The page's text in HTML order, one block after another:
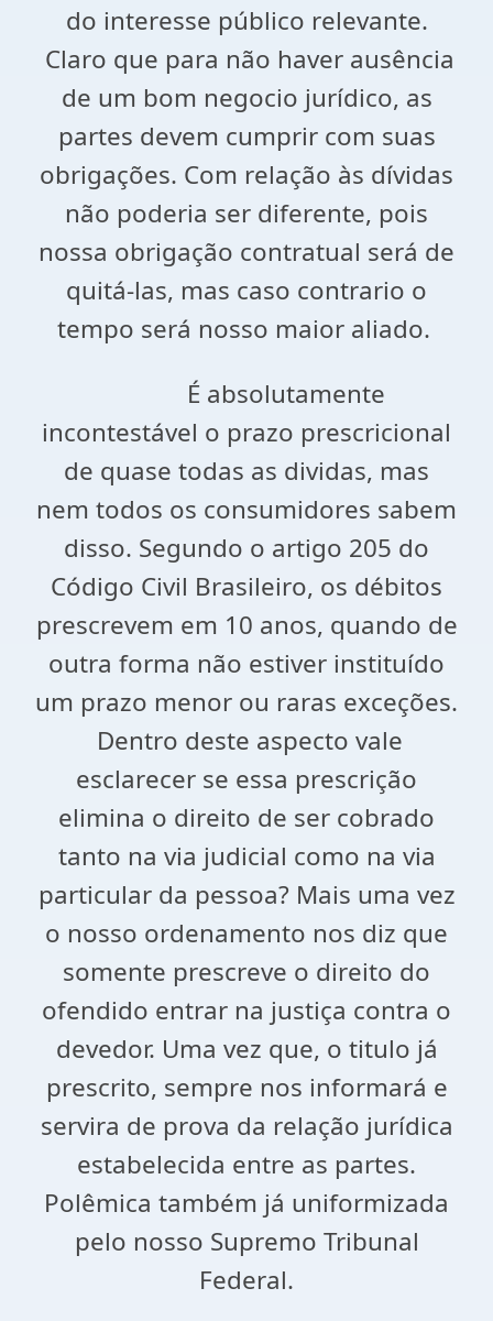
do interesse público relevante.
Claro que para não haver ausência
de um bom negocio jurídico, as
partes devem cumprir com suas
obrigações. Com relação às dívidas
não poderia ser diferente, pois
nossa obrigação contratual será de
quitá-las, mas caso contrario o
tempo será nosso maior aliado.
É absolutamente
incontestável o prazo prescricional
de quase todas as dividas, mas
nem todos os consumidores sabem
disso. Segundo o artigo 205 do
Código Civil Brasileiro, os débitos
prescrevem em 10 anos, quando de
outra forma não estiver instituído
um prazo menor ou raras exceções.
Dentro deste aspecto vale
esclarecer se essa prescrição
elimina o direito de ser cobrado
tanto na via judicial como na via
particular da pessoa? Mais uma vez
o nosso ordenamento nos diz que
somente prescreve o direito do
ofendido entrar na justiça contra o
devedor. Uma vez que, o titulo já
prescrito, sempre nos informará e
servira de prova da relação jurídica
estabelecida entre as partes.
Polêmica também já uniformizada
pelo nosso Supremo Tribunal
Federal.